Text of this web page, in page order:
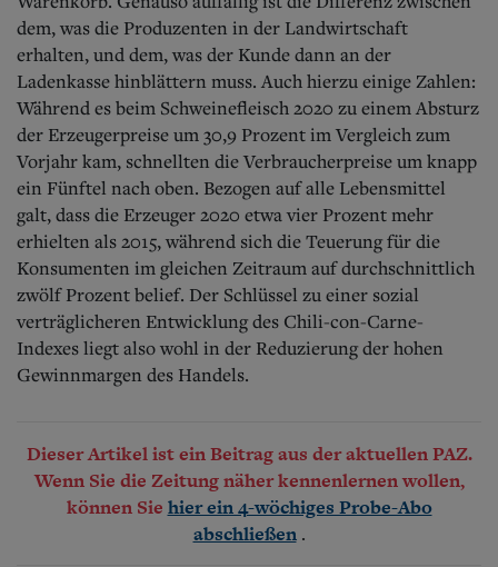
dem, was die Produzenten in der Landwirtschaft
erhalten, und dem, was der Kunde dann an der
Ladenkasse hinblättern muss. Auch hierzu einige Zahlen:
Während es beim Schweinefleisch 2020 zu einem Absturz
der Erzeugerpreise um 30,9 Prozent im Vergleich zum
Vorjahr kam, schnellten die Verbraucherpreise um knapp
ein Fünftel nach oben. Bezogen auf alle Lebensmittel
galt, dass die Erzeuger 2020 etwa vier Prozent mehr
erhielten als 2015, während sich die Teuerung für die
Konsumenten im gleichen Zeitraum auf durchschnittlich
zwölf Prozent belief. Der Schlüssel zu einer sozial
verträglicheren Entwicklung des Chili-con-Carne-
Indexes liegt also wohl in der Reduzierung der hohen
Gewinnmargen des Handels.
Dieser Artikel ist ein Beitrag aus der aktuellen PAZ.
Wenn Sie die Zeitung näher kennenlernen wollen,
können Sie hier ein 4-wöchiges Probe-Abo
abschließen .